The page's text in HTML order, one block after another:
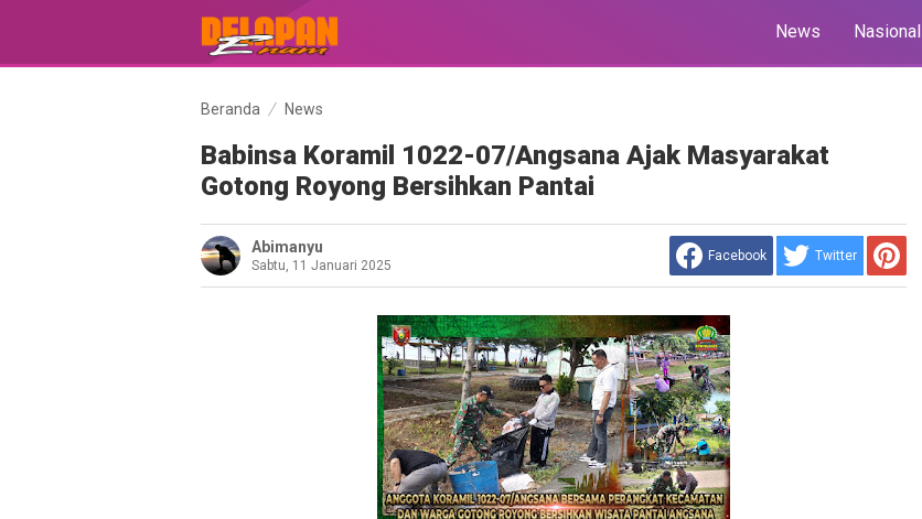
News Nasional
Beranda News
Babinsa Koramil 1022-07/Angsana Ajak Masyarakat
Gotong Royong Bersihkan Pantai
Abimanyu
Sabtu, 11 Januari 2025
Facebook Twitter